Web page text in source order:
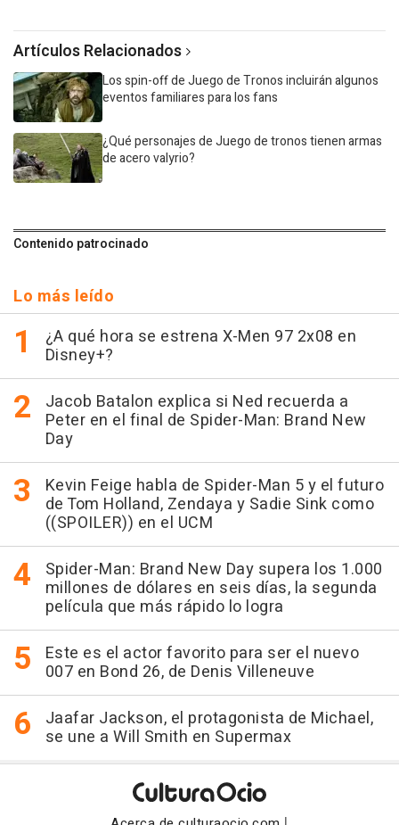
Artículos Relacionados
Los spin-off de Juego de Tronos incluirán algunos
eventos familiares para los fans
¿Qué personajes de Juego de tronos tienen armas
de acero valyrio?
Contenido patrocinado
Lo más leído
¿A qué hora se estrena X-Men 97 2x08 en
Disney+?
Jacob Batalon explica si Ned recuerda a
Peter en el final de Spider-Man: Brand New
Day
Kevin Feige habla de Spider-Man 5 y el futuro
de Tom Holland, Zendaya y Sadie Sink como
((SPOILER)) en el UCM
Spider-Man: Brand New Day supera los 1.000
millones de dólares en seis días, la segunda
película que más rápido lo logra
Este es el actor favorito para ser el nuevo
007 en Bond 26, de Denis Villeneuve
Jaafar Jackson, el protagonista de Michael,
se une a Will Smith en Supermax